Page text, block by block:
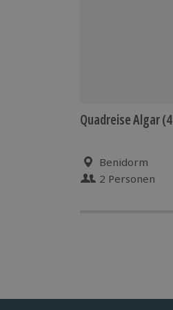
Quadreise Algar
Benidorm
2 Personen